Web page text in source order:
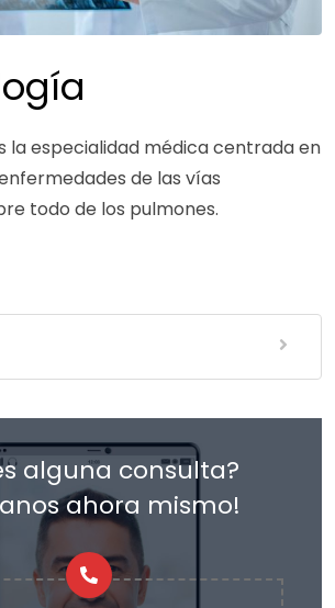
la especialidad médica centrada en
de las vías
todo de los pulmones.
alguna consulta?
ahora mismo!